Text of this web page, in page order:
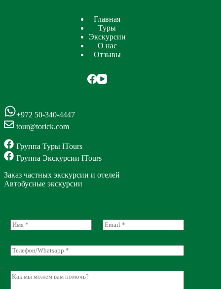
Главная
Туры
Экскурсии
О нас
Отзывы
+972 50-340-4447
tour@torick.com
Группа Туры ITours
Группа Экскурсии ITours
Заказ частных экскурсии и отелей
Автобусные экскурсии
N
a
e
*
E
m
i
l
Т
е
еC